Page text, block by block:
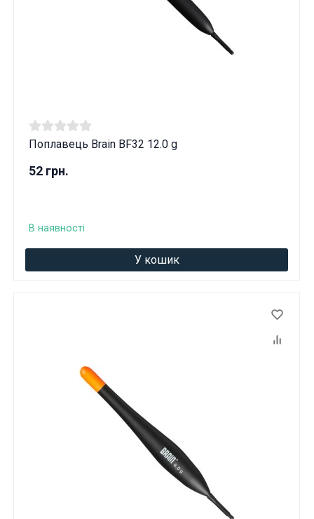
Поплавець Brain BF32 12.0 g
52 грн.
В наявності
У кошик